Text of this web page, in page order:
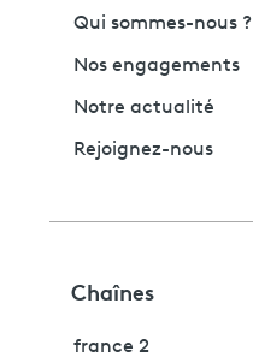
Qui sommes-nous ?
Nos engagements
Notre actualité
Rejoignez-nous
Chaînes
france 2